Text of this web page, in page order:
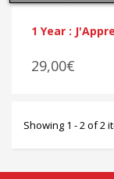
1 Year :
29,00€
Showing 1 - 2 of 2